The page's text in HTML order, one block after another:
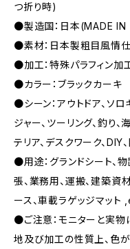
つ折り時)
●製造国：日本(MADE IN
●素材：日本製粗目風情
●加工：特殊パラフィン
●カラー：ブラックカーキ
●シーン：アウトドア、ソロ
ジャー、ツーリング、釣り、
テリア、デスクワーク、DIY
●用途：グランドシート、物
張、業務用、運搬、建築資
ース、車載ラゲッジマット
●ご注意：モニターと実物
地及び加工の性質上、色